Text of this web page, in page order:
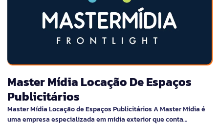
Master Mídia Locação De Espaços
Publicitários
Master Mídia Locação de Espaços Publicitários A Master Mídia é
uma empresa especializada em mídia exterior que conta…